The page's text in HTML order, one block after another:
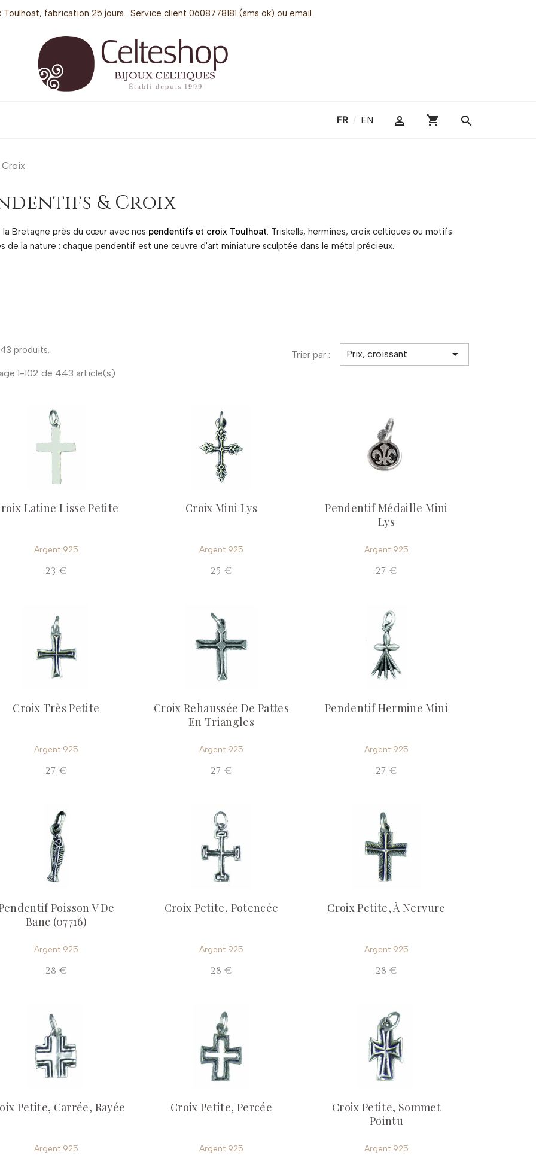
Toulhoat, fabrication 25 jours. Service client 0608778181 (sms ok) ou email.
FR / EN  shopping_cart search
& Croix
la Bretagne près du cœur avec nos pendentifs et croix Toulhoat. Triskells, hermines, croix celtiques ou motifs
de la nature : chaque pendentif est une œuvre d'art miniature sculptée dans le métal précieux.
produits. Trier par : Prix, croissant 
1-102 de 443 article(s)
Latine Lisse Petite
Argent 925
23 €
Croix Mini Lys
Argent 925
25 €
Pendentif Médaille Mini
Lys
Argent 925
27 €
Croix Très Petite
Argent 925
27 €
Croix Rehaussée De Pattes
En Triangles
Argent 925
27 €
Pendentif Hermine Mini
Argent 925
27 €
Poisson V De
Banc (07716)
Argent 925
28 €
Croix Petite, Potencée
Argent 925
28 €
Croix Petite, À Nervure
Argent 925
28 €
Petite, Carrée, Rayée
Argent 925
Croix Petite, Percée
Argent 925
Croix Petite, Sommet
Pointu
Argent 925